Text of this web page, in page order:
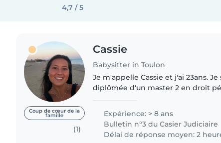
4,7 / 5
Coup de cœur de la
famille
(1)
Cassie
Babysitter in Toulon
Je m'appelle Cassie et j'ai 23ans. Je suis tout juste
diplômée d'un master 2 en droit
sittings en journée..
Expérience: > 8 ans
Bulletin n°3 du Casier Judiciaire
Délai de réponse moyen: 2